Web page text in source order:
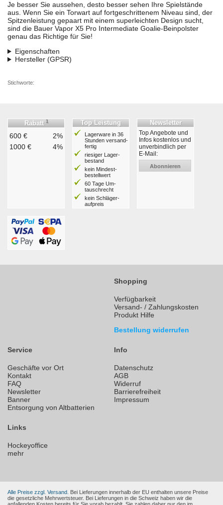
Je besser Sie aussehen, desto besser sehen Ihre Spielstände
aus. Wenn Sie ein Torwart auf fortgeschrittenem Niveau sind, der
Spitzenleistung gepaart mit einem superleichten Design sucht,
sind die Bauer Vapor X5 Pro Intermediate Goalie-Beinpolster
genau das Richtige für Sie!
Eigenschaften
Hersteller (GPSR)
Stichworte:
Rabatt 1
600 €
2%
1000 €
4%
Top Leistung
Lagerware in 36
Stunden ver­sand­
fertig
riesiger Lager­
bestand
kein Mindest­
bestell­wert
60 Tage Um­
tausch­recht
kein Schläger­
aufpreis
Newsletter
Top Angebote und
Infos kostenlos und
unverbindlich per
E-Mail:
Abonnieren
Shopping
Verfügbarkeit
Versand- / Zahlungskosten
Produkt Hilfe
Bestellung widerrufen
Service
Geschäfte vor Ort
Kontakt
FAQ
Newsletter
Banner
Entsorgung von Altbatterien
Info
Datenschutz
AGB
Widerruf
Barrierefreiheit
Impressum
Links
Hockeyoffice
mehr
Alle Preise zzgl. Versand. Bei Lieferungen innerhalb der EU enthalten unsere Preise
die gesetzliche Mehrwertsteuer. Bei Lieferungen in die Schweiz haben wir die